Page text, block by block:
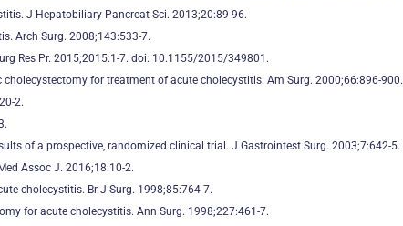
J Hepatobiliary Pancreat Sci. 2013;20:89-96.
Arch Surg. 2008;143:533-7.
Res Pr. 2015;2015:1-7. doi: 10.1155/2015/349801.
cholecystectomy for treatment of acute cholecystitis. Am Surg. 2000;66:896-900.
2.
of a prospective, randomized clinical trial. J Gastrointest Surg. 2003;7:642-5.
Assoc J. 2016;18:10-2.
cholecystitis. Br J Surg. 1998;85:764-7.
for acute cholecystitis. Ann Surg. 1998;227:461-7.